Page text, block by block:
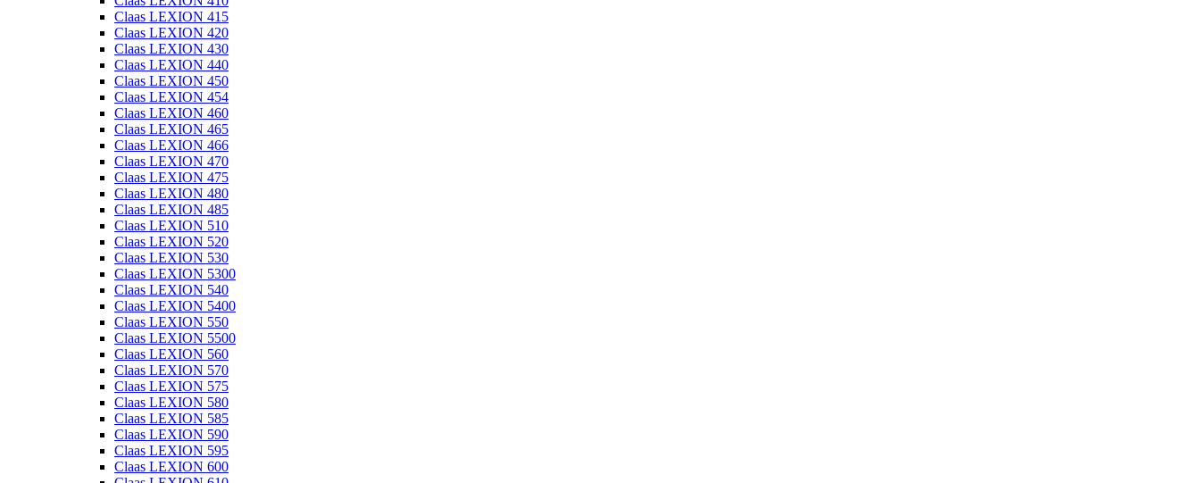
Claas LEXION 415
Claas LEXION 420
Claas LEXION 430
Claas LEXION 440
Claas LEXION 450
Claas LEXION 454
Claas LEXION 460
Claas LEXION 465
Claas LEXION 466
Claas LEXION 470
Claas LEXION 475
Claas LEXION 480
Claas LEXION 485
Claas LEXION 510
Claas LEXION 520
Claas LEXION 530
Claas LEXION 5300
Claas LEXION 540
Claas LEXION 5400
Claas LEXION 550
Claas LEXION 5500
Claas LEXION 560
Claas LEXION 570
Claas LEXION 575
Claas LEXION 580
Claas LEXION 585
Claas LEXION 590
Claas LEXION 595
Claas LEXION 600